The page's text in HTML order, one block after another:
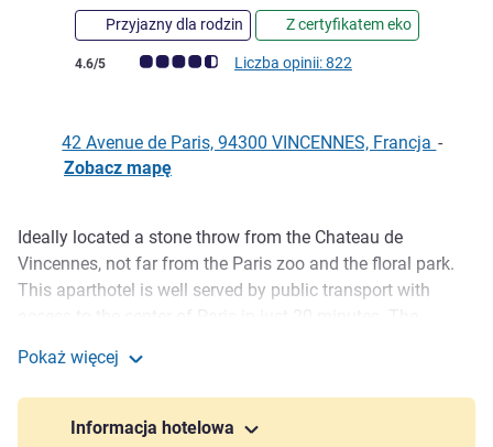
Przyjazny dla rodzin Z certyfikatem eko
Ocena klientów (Ocena ALL)
4.6/5 Liczba opinii: 822
42 Avenue de Paris, 94300 VINCENNES, Francja -
Zobacz mapę
Opis
Ideally located a stone throw from the Chateau de
Vincennes, not far from the Paris zoo and the floral park.
This aparthotel is well served by public transport with
with a fully equipped kitchen, ideal for long stays. The
aparthotel offers a private car park and a fitness room.
4-star Aparthotel Adagio Paris Vincennes enjoys a central
Pokaż więcej
Informacja hotelowa